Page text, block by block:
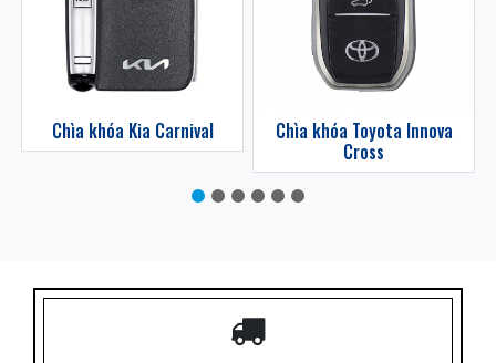
Chìa khóa Kia Carnival Chìa khóa Toyota Innova
Cross